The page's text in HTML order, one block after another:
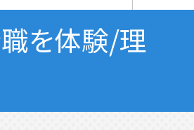
を体験/理